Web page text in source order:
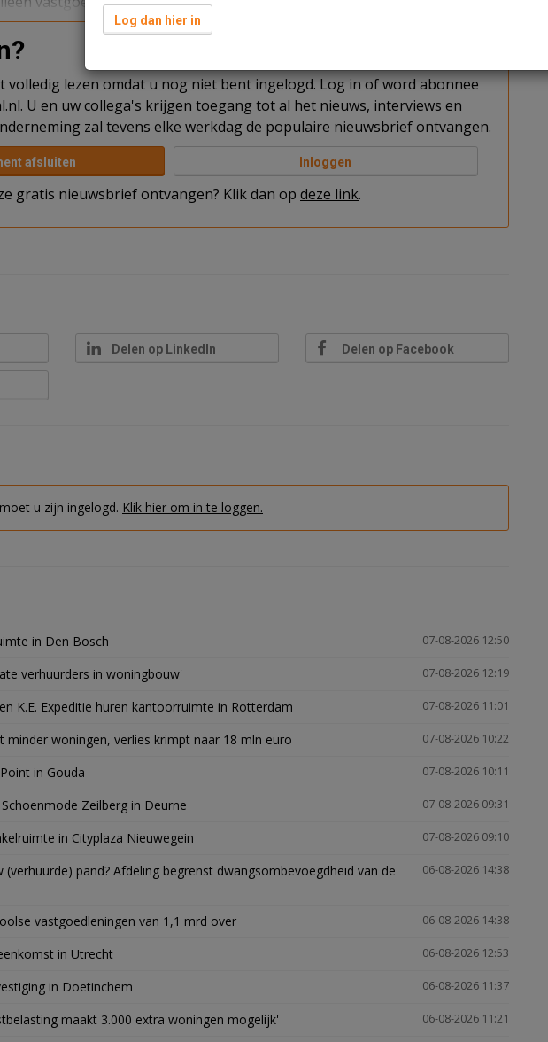
volledig lezen omdat u nog niet bent ingelogd. Log in of word abonnee
U en uw collega's krijgen toegang tot al het nieuws, interviews en
zal tevens elke werkdag de populaire nieuwsbrief ontvangen.
afsluiten Inloggen
gratis nieuwsbrief ontvangen? Klik dan op deze link.
Delen op LinkedIn Delen op Facebook
u zijn ingelogd. Klik hier om in te loggen.
07-08-2026 12:50
in Den Bosch
07-08-2026 12:19
verhuurders in woningbouw'
07-08-2026 11:01
K.E. Expeditie huren kantoorruimte in Rotterdam
07-08-2026 10:22
minder woningen, verlies krimpt naar 18 mln euro
07-08-2026 10:11
in Gouda
07-08-2026 09:31
Zeilberg in Deurne
07-08-2026 09:10
in Cityplaza Nieuwegein
06-08-2026 14:38
pand? Afdeling begrenst dwangsombevoegdheid van de
06-08-2026 14:38
vastgoedleningen van 1,1 mrd over
06-08-2026 12:53
in Utrecht
06-08-2026 11:37
in Doetinchem
06-08-2026 11:21
maakt 3.000 extra woningen mogelijk'
Log dan hier in